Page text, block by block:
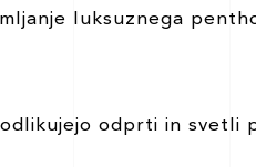
luksuznega
odprti in svetli